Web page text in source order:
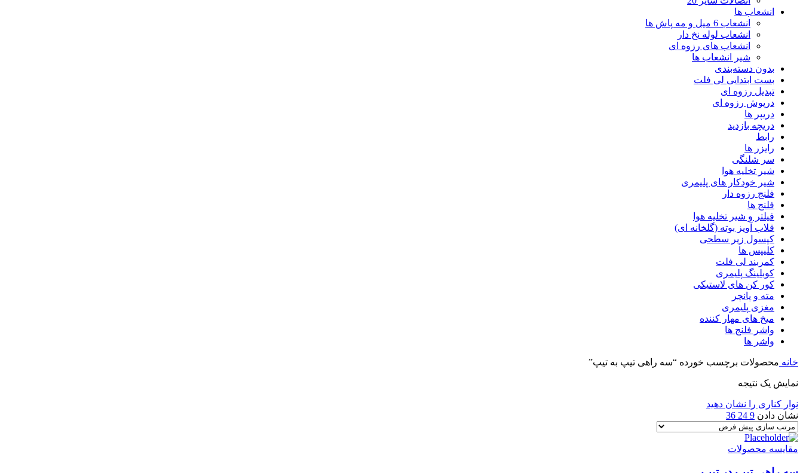
انشعاب ها
انشعاب 6 میل و مه پاش ها
انشعاب لوله نخ دار
انشعاب های رزوه ای
شیر انشعاب ها
بدون دسته‌بندی
بست ابتدایی لی فلت
تبدیل رزوه ای
درپوش رزوه ای
دریپر ها
دریچه بازدید
رابط
رایزر ها
سر شلنگی
شیر تخلیه هوا
شیر خودکار های پلیمری
فلنج رزوه دار
فلنج ها
فیلتر و شیر تخلیه هوا
قلاب آویز بوته (گلخانه ای)
کپسول زیر سطحی
کلیپس ها
کمربند لی فلت
کوبلینگ پلیمری
کور کن های لاستیکی
مته و پانچر
مغزی پلیمری
میخ های مهار کننده
واشر فلنج ها
واشر ها
خانه محصولات برچسب خورده “سه راهی تیپ به تیپ”
نمایش یک نتیجه
نوار کناری را نشان دهید
نشان دادن 9
24
36
مقایسه محصولات